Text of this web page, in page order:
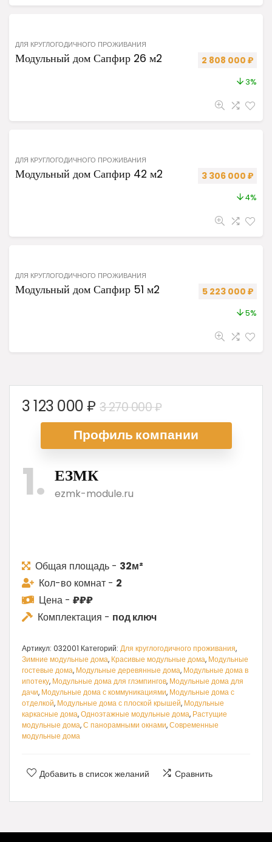
ДЛЯ КРУГЛОГОДИЧНОГО ПРОЖИВАНИЯ
Модульный дом Сапфир 26 м2 2 808 000 ₽
3%
ДЛЯ КРУГЛОГОДИЧНОГО ПРОЖИВАНИЯ
Модульный дом Сапфир 42 м2 3 306 000 ₽
4%
ДЛЯ КРУГЛОГОДИЧНОГО ПРОЖИВАНИЯ
Модульный дом Сапфир 51 м2 5 223 000 ₽
5%
3 270 000₽Первоначальная
цена
составляла
3 123 000₽
Текущая
цена:
3
Профиль компании
1 ЕЗМК
ezmk-module.ru
Общая площадь - 32м²
Кол-во комнат - 2
Цена - ₽₽₽
Комплектация - под ключ
Артикул: 032001 Категорий: Для круглогодичного проживания,
Зимние модульные дома, Красивые модульные дома, Модульные
гостевые дома, Модульные деревянные дома, Модульные дома в
ипотеку, Модульные дома для глэмпингов, Модульные дома для
дачи, Модульные дома с коммуникациями, Модульные дома с
отделкой, Модульные дома с плоской крышей, Модульные
каркасные дома,Одноэтажные модульные дома, Растущие
модульные дома,С панорамными окнами,Современные
модульные дома
Добавить в список желаний Сравнить